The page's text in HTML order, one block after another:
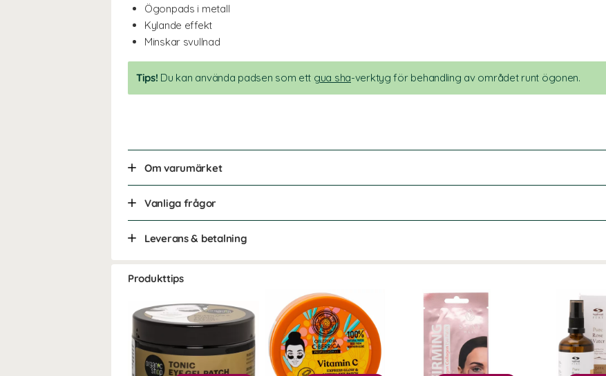
Ögonpads i metall
Kylande effekt
Minskar svullnad
Tips! Du kan använda padsen som ett gua sha-verktyg för behandling av området runt ögonen.
Om varumärket
Vanliga frågor
Leverans & betalning
Produkttips